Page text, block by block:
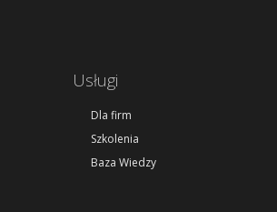
Usługi
Dla firm
Szkolenia
Baza Wiedzy